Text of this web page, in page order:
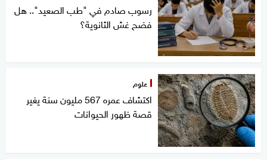
رسوب صادم في "طب الصعيد".. هل
فضح غش الثانوية؟
علوم
اكتشاف عمره 567 مليون سنة يغير
قصة ظهور الحيوانات